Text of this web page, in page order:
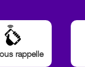
rappelle